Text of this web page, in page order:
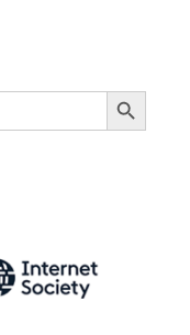
Search Button